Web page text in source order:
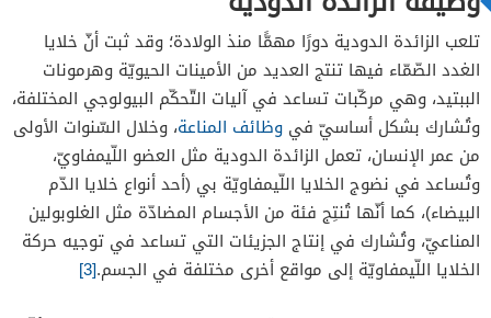
تلعب الزائدة الدودية دورًا مهمًّا منذ الولادة؛ وقد ثبت أنّ خلايا
الغدد الصّمّاء فيها تنتج العديد من الأمينات الحيويّة وهرمونات
الببتيد، وهي مركّبات تساعد في آليات التّحكّم البيولوجي المختلفة،
وتُشارك بشكل أساسيّ في وظائف المناعة، وخلال السّنوات الأولى
من عمر الإنسان، تعمل الزائدة الدودية مثل العضو اللّيمفاويّ،
وتُساعد في نضوج الخلايا اللّيمفاويّة بي (أحد أنواع خلايا الدّم
البيضاء)، كما أنّها تُنتِج فئة من الأجسام المضادّة مثل الغلوبولين
المناعيّ، وتُشارك في إنتاج الجزيئات التي تساعد في توجيه حركة
الخلايا اللّيمفاويّة إلى مواقع أخرى مختلفة في الجسم.[3]